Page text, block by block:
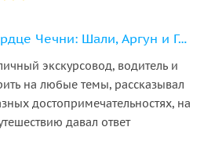
Тур из Дагестана в сердце Чечни: Шали, Аргун и Грозный
экскурсовод, водитель и
на любые темы, рассказывал
достопримечательностях, на
давал ответ